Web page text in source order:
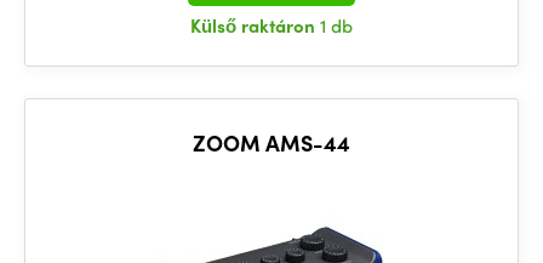
Külső raktáron 1 db
ZOOM AMS-44